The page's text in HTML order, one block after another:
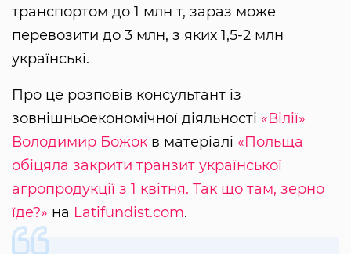
транспортом до 1 млн т, зараз може
перевозити до 3 млн, з яких 1,5-2 млн
українські.
Про це розповів консультант із
зовнішньоекономічної діяльності «Вілії»
Володимир Божок в матеріалі «Польща
обіцяла закрити транзит української
агропродукції з 1 квітня. Так що там, зерно
їде?» на Latifundist.com.